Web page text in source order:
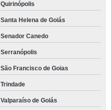
Quirinópolis
Santa Helena de Goiás
Senador Canedo
Serranópolis
São Francisco de Goias
Trindade
Valparaíso de Goiás